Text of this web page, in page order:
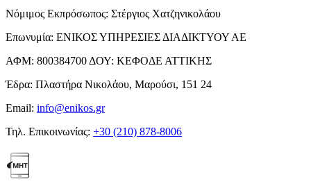
Νόμιμος Εκπρόσωπος: Στέργιος Χατζηνικολάου
Επωνυμία: ΕΝΙΚΟΣ ΥΠΗΡΕΣΙΕΣ ΔΙΑΔΙΚΤΥΟΥ ΑΕ
ΑΦΜ: 800384700 ΔΟΥ: ΚΕΦΟΔΕ ΑΤΤΙΚΗΣ
Έδρα: Πλαστήρα Νικολάου, Μαρούσι, 151 24
Email: info@enikos.gr
Τηλ. Επικοινωνίας: +30 (210) 878-8006